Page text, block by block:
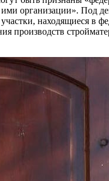
организации». Под
находящиеся в
производств